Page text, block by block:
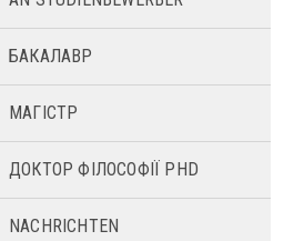
БАКАЛАВР
МАГІСТР
ДОКТОР ФІЛОСОФІЇ PHD
NACHRICHTEN